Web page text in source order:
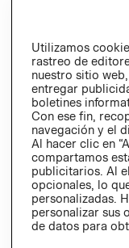
Colombia ($)
CAMBIAR REGIÓN
Utilizamos
rastreo de
nuestro sitio
entregar
boletines
Con ese fin,
navegación y el
Al hacer clic en
compartamos
publicitarios. Al
opcionales, lo
personalizadas.
personalizar sus
de datos para